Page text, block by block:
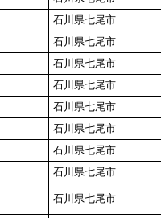
石川県七尾市
石川県七尾市
石川県七尾市
石川県七尾市
石川県七尾市
石川県七尾市
石川県七尾市
石川県七尾市
石川県七尾市